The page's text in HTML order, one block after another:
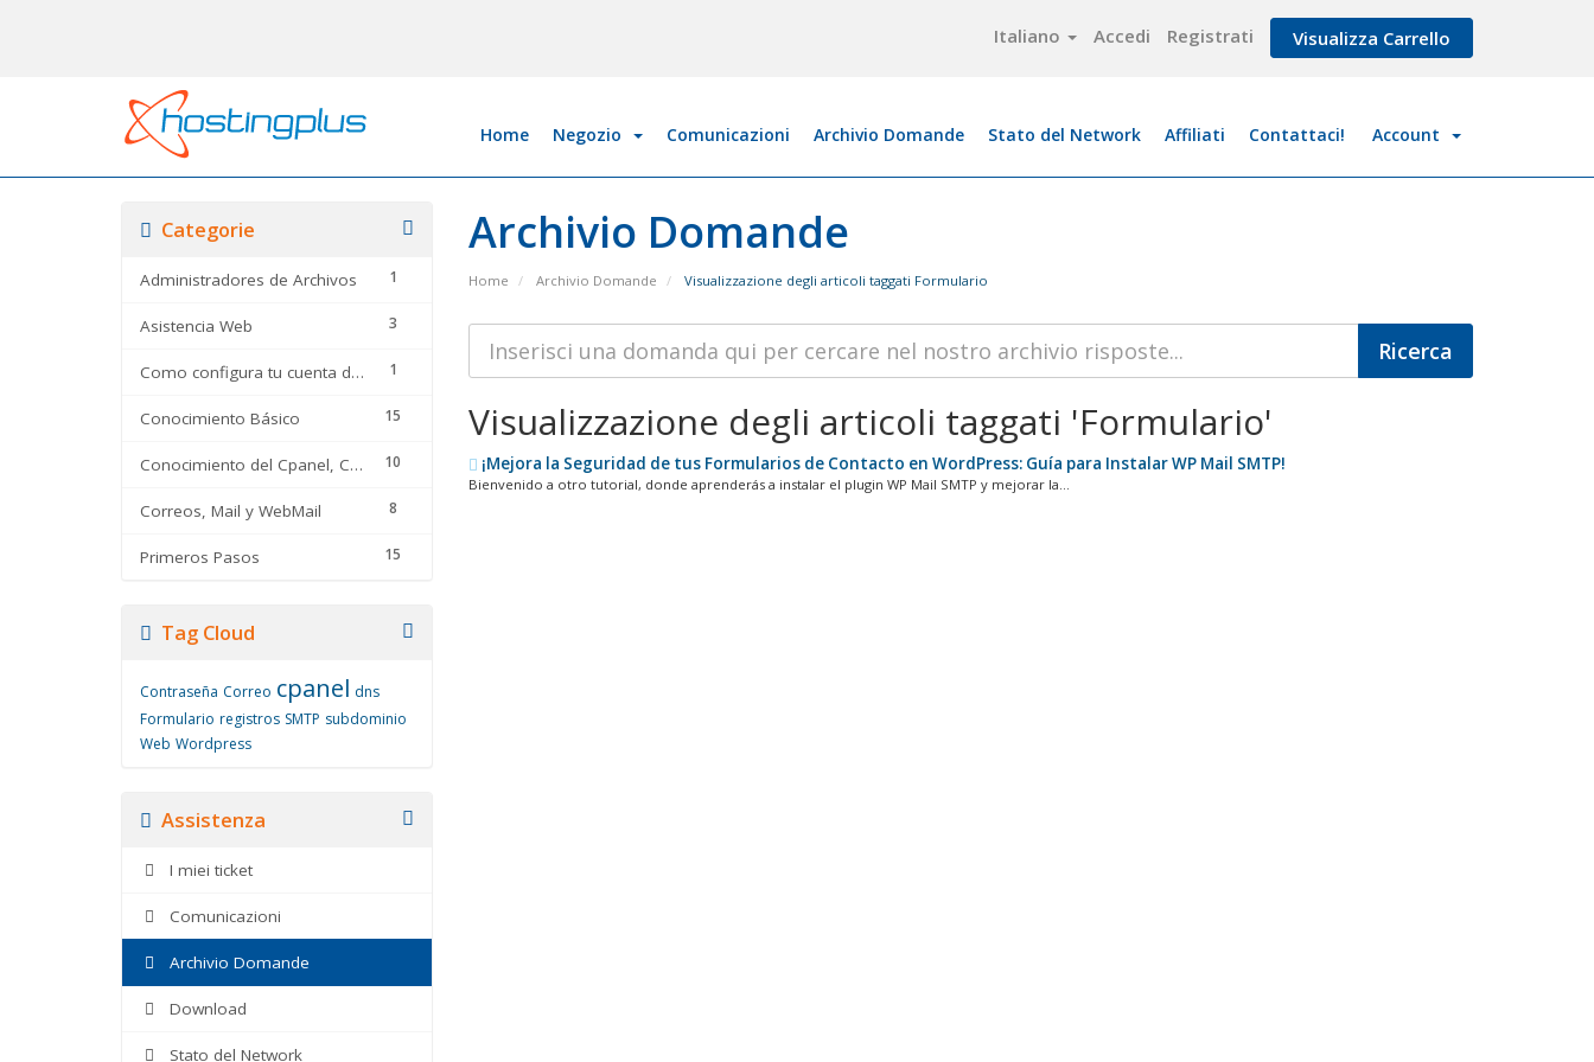
Italiano Accedi Registrati Visualizza Carrello
Home Negozio Comunicazioni Archivio Domande Stato del Network Affiliati Contattaci! Account
Archivio Domande
Home Archivio Domande Visualizzazione degli articoli taggati Formulario
Categorie
1
Administradores de Archivos
3
Asistencia Web
1
Como configura tu cuenta de correo en
15
Conocimiento Básico
10
Conocimiento del Cpanel, CMS y optimizadores
8
Correos, Mail y WebMail
15
Primeros Pasos
Visualizzazione degli articoli taggati 'Formulario'
¡Mejora la Seguridad de tus Formularios de Contacto en WordPress: Guía para Instalar WP Mail SMTP!
Bienvenido a otro tutorial, donde aprenderás a instalar el plugin WP Mail SMTP y mejorar la...
Tag Cloud
Contraseña Correo cpanel dns
Formulario registros SMTP subdominio
Web Wordpress
Assistenza
I miei ticket
Comunicazioni
Archivio Domande
Download
Stato del Network